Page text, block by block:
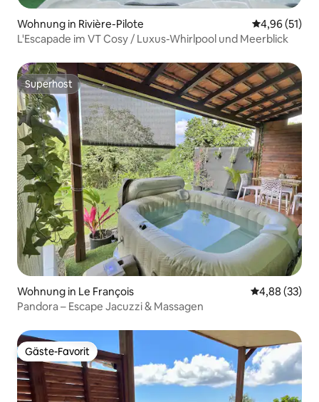
Wohnung in Rivière-Pilote
4,96 (51)
L'Escapade im VT Cosy / Luxus-Whirlpool und Meerblick
Superhost
Superhost
Wohnung in Le François
4,88 (33)
Pandora – Escape Jacuzzi & Massagen
Gäste-Favorit
Gäste-Favorit